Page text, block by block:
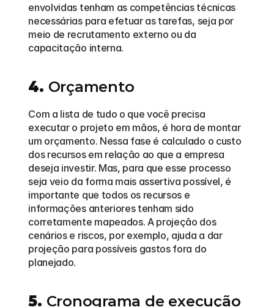
envolvidas tenham as competências técnicas
necessárias para efetuar as tarefas, seja por
meio de recrutamento externo ou da
capacitação interna.
4. Orçamento
Com a lista de tudo o que você precisa
executar o projeto em mãos, é hora de montar
um orçamento. Nessa fase é calculado o custo
dos recursos em relação ao que a empresa
deseja investir. Mas, para que esse processo
seja veio da forma mais assertiva possível, é
importante que todos os recursos e
informações anteriores tenham sido
corretamente mapeados. A projeção dos
cenários e riscos, por exemplo, ajuda a dar
projeção para possíveis gastos fora do
planejado.
5. Cronograma de execução